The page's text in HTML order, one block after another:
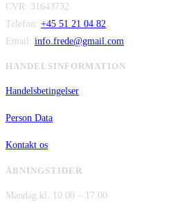
CVR: 31643732
Telefon: +45 51 21 04 82
Email: info.frede@gmail.com
HANDELSINFORMATION
Handelsbetingelser
Person Data
Kontakt os
ÅBNINGSTIDER
Mandag kl. 10.00 – 17.00